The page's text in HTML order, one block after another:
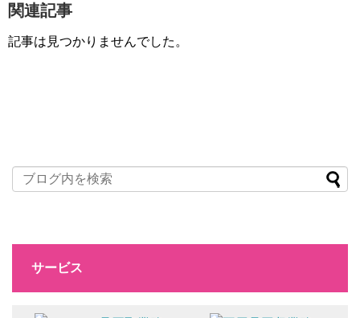
関連記事
記事は見つかりませんでした。
サービス